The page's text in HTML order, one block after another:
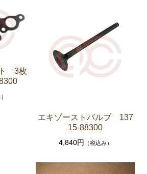
マスターシリンダー リペアキッ
マスターシリンダー クラッチレリ
ーバーホールキット など）
ツ（各種リペアキット ラックブー
タイロッドエンド など）
ッパーマウント ベアリング ボー
プ フィルター ダンパー センダ
フなど）
ト 3枚
エキゾーストバルブ 137
15-88300
4,840円 （税込み）